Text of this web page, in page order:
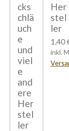
cks
chlä
uch
e
und
viel
e
and
ere
Her
stel
ler
Her
stel
ler
1,40
inkl.